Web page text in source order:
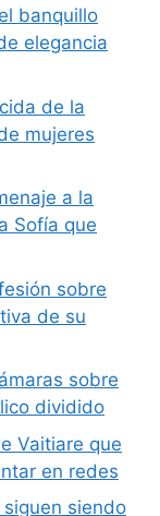
banquillo
elegancia
de la
mujeres
a la
Sofía que
sobre
de su
sobre
dividido
Vaitiare que
en redes
siendo